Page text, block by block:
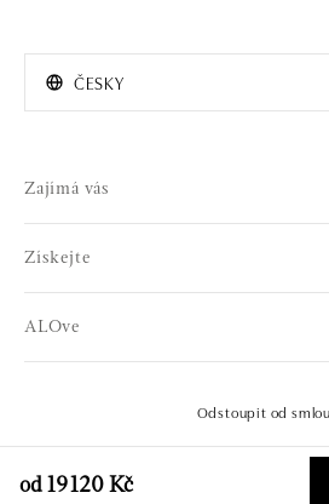
od 19 120 Kč
ČESKY
Zajímá vás
Získejte
ALOve
© 2026 OLA online s.r.o.. Všechna
Odstoupit od